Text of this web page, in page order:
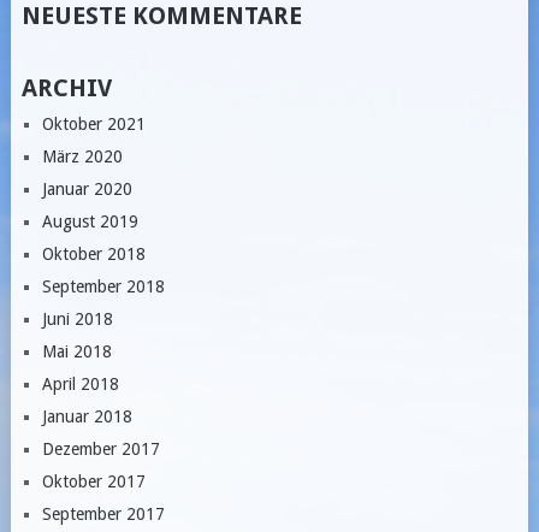
NEUESTE KOMMENTARE
ARCHIV
Oktober 2021
März 2020
Januar 2020
August 2019
Oktober 2018
September 2018
Juni 2018
Mai 2018
April 2018
Januar 2018
Dezember 2017
Oktober 2017
September 2017